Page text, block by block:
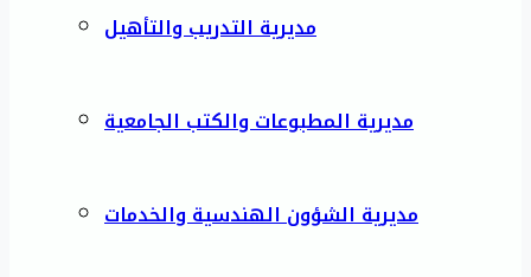
مديرية التدريب والتأهيل
مديرية المطبوعات والكتب الجامعية
مديرية الشؤون الهندسية والخدمات